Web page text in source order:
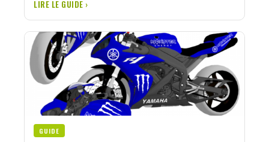
LIRE LE GUIDE ›
GUIDE